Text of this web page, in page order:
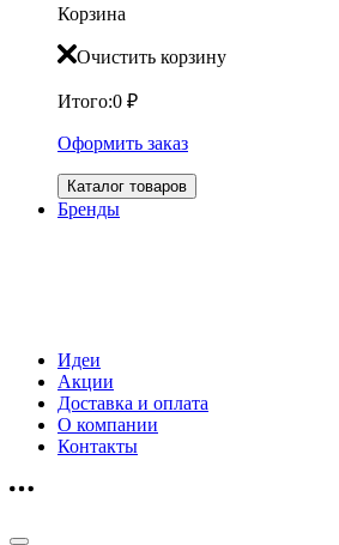
Корзина
Очистить корзину
Итого:0 ₽
Оформить заказ
Каталог товаров
Бренды
Идеи
Акции
Доставка и оплата
О компании
Контакты